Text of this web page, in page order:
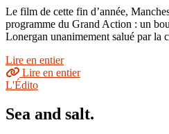
Le film de cette fin d’année,
programme du Grand Action : un
Lonergan unanimement salué par la
Lire en entier
Lire en entier
L'Édito
Sea and salt.